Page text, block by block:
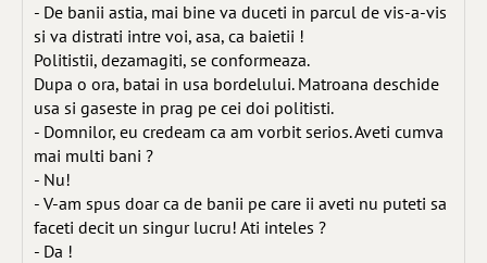
- De banii astia, mai bine va duceti in parcul de vis-a-vis
si va distrati intre voi, asa, ca baietii !
Politistii, dezamagiti, se conformeaza.
Dupa o ora, batai in usa bordelului. Matroana deschide
usa si gaseste in prag pe cei doi politisti.
- Domnilor, eu credeam ca am vorbit serios. Aveti cumva
mai multi bani ?
- Nu!
- V-am spus doar ca de banii pe care ii aveti nu puteti sa
faceti decit un singur lucru! Ati inteles ?
- Da !